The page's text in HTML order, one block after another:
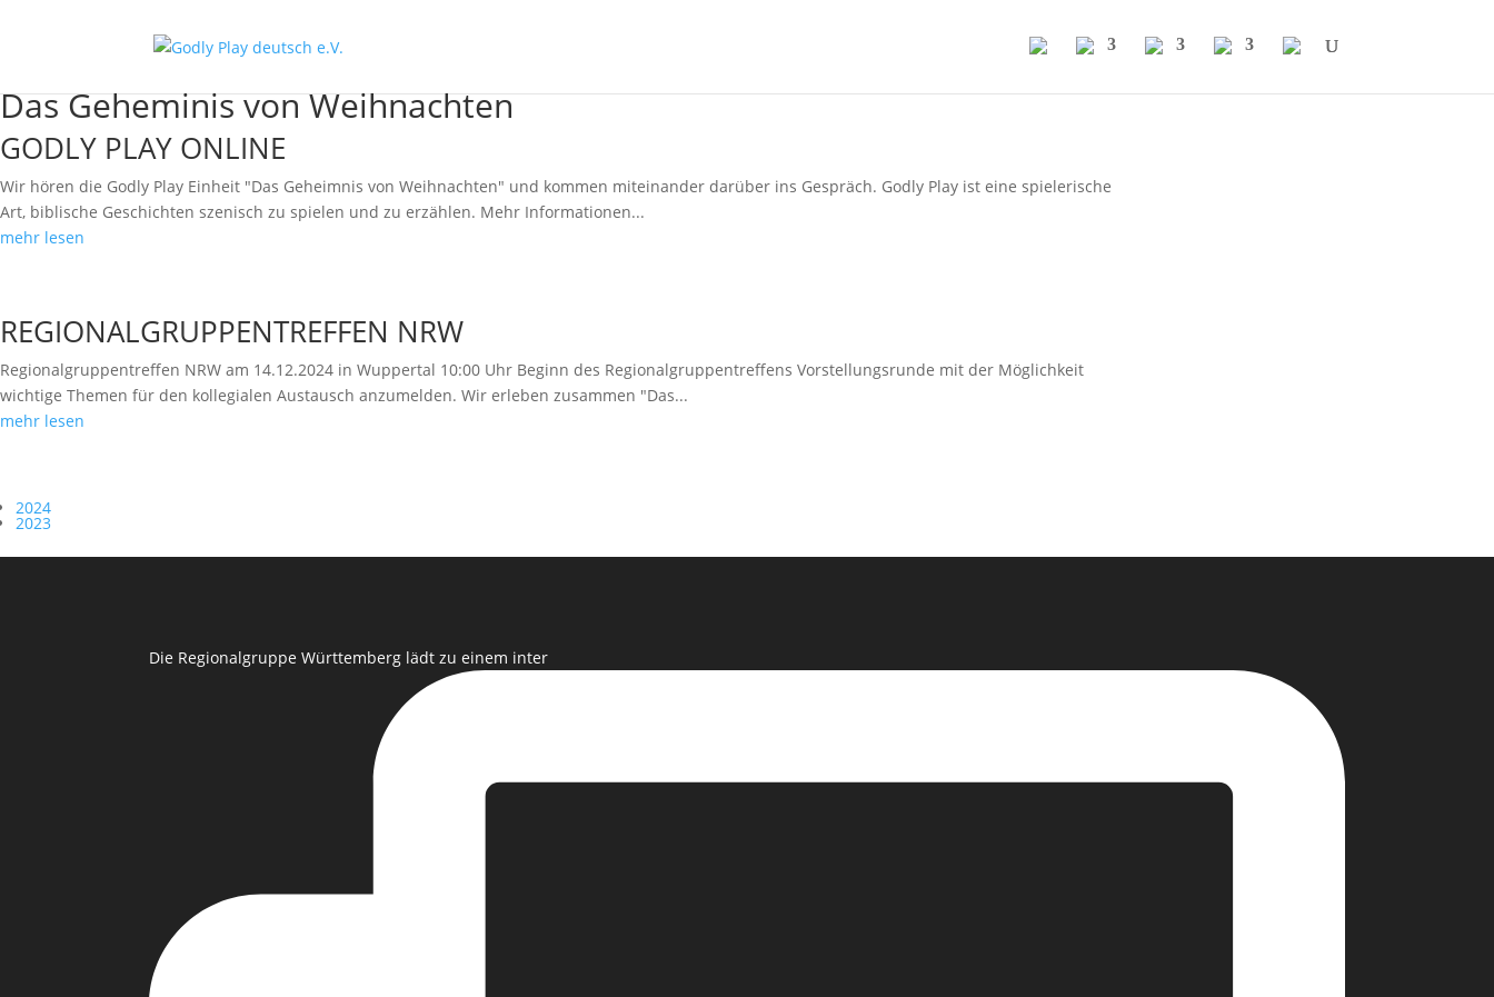
Das Geheminis von Weihnachten
GODLY PLAY ONLINE
Wir hören die Godly Play Einheit "Das Geheimnis von Weihnachten" und kommen miteinander darüber ins Gespräch. Godly Play ist eine spielerische
Art, biblische Geschichten szenisch zu spielen und zu erzählen. Mehr Informationen...
mehr lesen
REGIONALGRUPPENTREFFEN NRW
Regionalgruppentreffen NRW am 14.12.2024 in Wuppertal 10:00 Uhr Beginn des Regionalgruppentreffens Vorstellungsrunde mit der Möglichkeit
wichtige Themen für den kollegialen Austausch anzumelden. Wir erleben zusammen "Das...
mehr lesen
2024
2023
Die Regionalgruppe Württemberg lädt zu einem inter